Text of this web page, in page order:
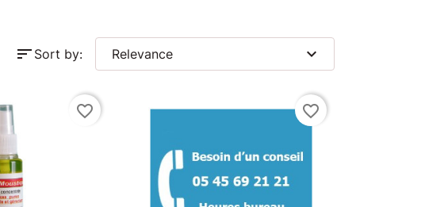
sort Sort by: Relevance expand_more
favorite_border favorite_border